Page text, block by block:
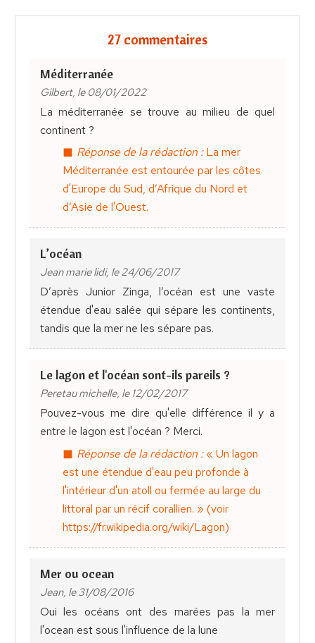
27 commentaires
Méditerranée
Gilbert, le 08/01/2022
La méditerranée se trouve au milieu de quel
continent ?
Réponse de la rédaction :La mer
Méditerranée est entourée par les côtes
d'Europe du Sud, d’Afrique du Nord et
d’Asie de l'Ouest.
L’océan
Jean marie lidi, le 24/06/2017
D’après Junior Zinga, l’océan est une vaste
étendue d'eau salée qui sépare les continents,
tandis que la mer ne les sépare pas.
Le lagon et l'océan sont-ils pareils ?
Peretau michelle, le 12/02/2017
Pouvez-vous me dire qu'elle différence il y a
entre le lagon est l'océan ? Merci.
Réponse de la rédaction :« Un lagon
est une étendue d'eau peu profonde à
l'intérieur d'un atoll ou fermée au large du
littoral par un récif corallien. » (voir
https://fr.wikipedia.org/wiki/Lagon)
Mer ou ocean
Jean, le 31/08/2016
Oui les océans ont des marées pas la mer
l'ocean est sous l'influence de la lune